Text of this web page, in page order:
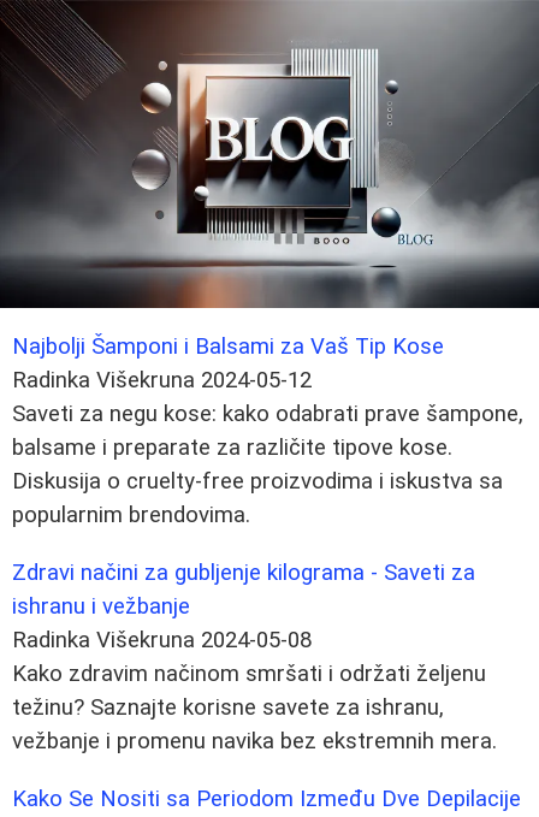
Najbolji Šamponi i Balsami za Vaš Tip Kose
Radinka Višekruna 2024-05-12
Saveti za negu kose: kako odabrati prave šampone,
balsame i preparate za različite tipove kose.
Diskusija o cruelty-free proizvodima i iskustva sa
popularnim brendovima.
Zdravi načini za gubljenje kilograma - Saveti za
ishranu i vežbanje
Radinka Višekruna 2024-05-08
Kako zdravim načinom smršati i održati željenu
težinu? Saznajte korisne savete za ishranu,
vežbanje i promenu navika bez ekstremnih mera.
Kako Se Nositi sa Periodom Između Dve Depilacije